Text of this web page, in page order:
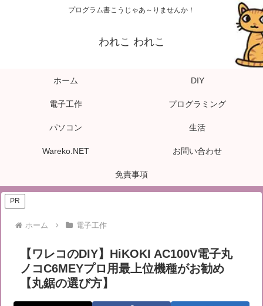
プログラム書こうじゃあ～りませんか！
われこ われこ
ホーム DIY
電子工作 プログラミング
パソコン 生活
Wareko.NET お問い合わせ
免責事項
PR
ホーム 電子工作
【ワレコのDIY】HiKOKI AC100V電子丸
ノコC6MEYプロ用最上位機種がお勧め
【丸鋸の選び方】